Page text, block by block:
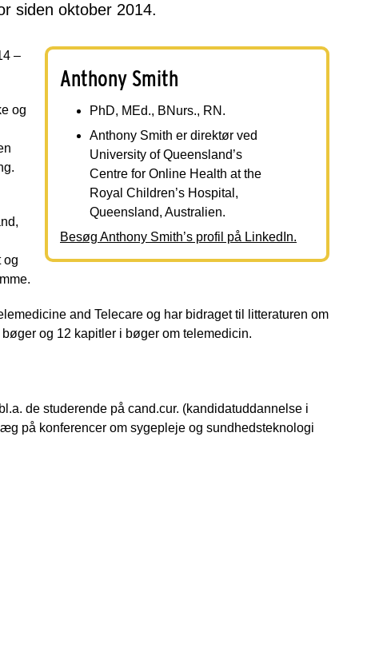
siden oktober 2014.
Anthony Smith
PhD, MEd., BNurs., RN.
Anthony Smith er direktør ved
University of Queensland’s
Centre for Online Health at the
Royal Children’s Hospital,
Queensland, Australien.
Besøg Anthony Smith’s profil på LinkedIn.
–
og
og
and Telecare og har bidraget til litteraturen om
og 12 kapitler i bøger om telemedicin.
de studerende på cand.cur. (kandidatuddannelse i
på konferencer om sygepleje og sundhedsteknologi